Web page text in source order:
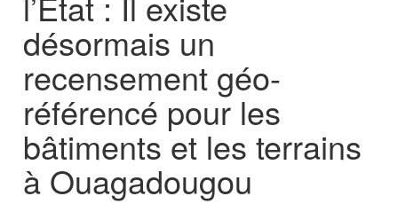
désormais un
recensement géo-
référencé pour les
bâtiments et les terrains
à Ouagadougou